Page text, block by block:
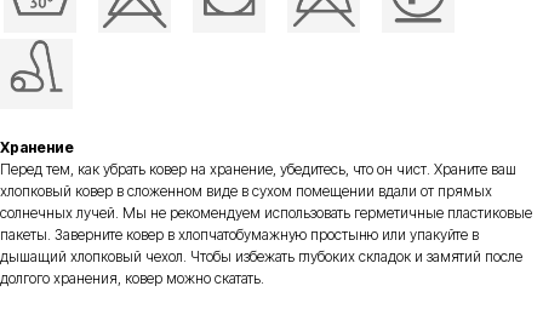
Хранение
Перед тем, как убрать ковер на хранение, убедитесь, что он чист. Храните ваш
хлопковый ковер в сложенном виде в сухом помещении вдали от прямых
солнечных лучей. Мы не рекомендуем использовать герметичные пластиковые
пакеты. Заверните ковер в хлопчатобумажную простыню или упакуйте в
дышащий хлопковый чехол. Чтобы избежать глубоких складок и замятий после
долгого хранения, ковер можно скатать.